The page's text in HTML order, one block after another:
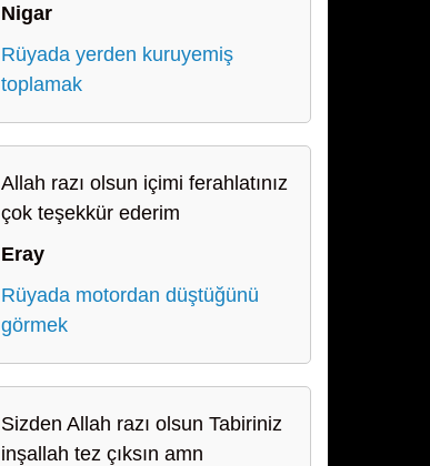
Nigar
Rüyada yerden kuruyemiş
toplamak
Allah razı olsun içimi ferahlatınız
çok teşekkür ederim
Eray
Rüyada motordan düştüğünü
görmek
Sizden Allah razı olsun Tabiriniz
inşallah tez çıksın amn